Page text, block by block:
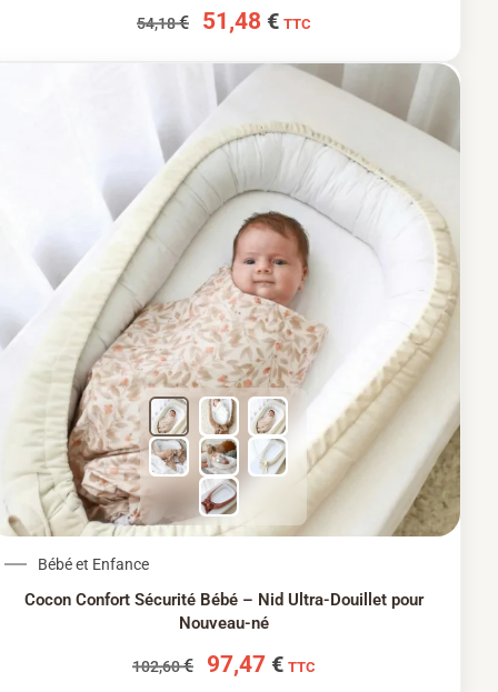
54,18€ 51,48 € TTC
Bébé et Enfance
Cocon Confort Sécurité Bébé – Nid Ultra-Douillet pour
Nouveau-né
102,60€ 97,47 € TTC